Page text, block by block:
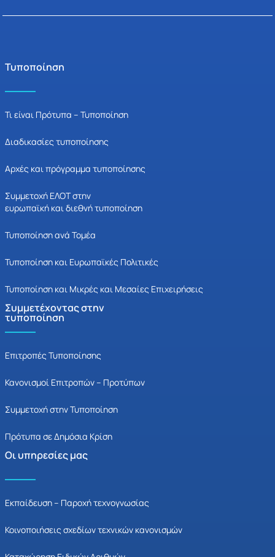
Τυποποίηση
Τι είναι Πρότυπα – Τυποποίηση
Διαδικασίες τυποποίησης
Αρχές και πρόγραμμα τυποποίησης
Συμμετοχή ΕΛΟΤ στην
ευρωπαϊκή και διεθνή τυποποίηση
Τυποποίηση ανά Τομέα
Τυποποίηση και Ευρωπαϊκές Πολιτικές
Τυποποίηση και Μικρές και Μεσαίες Επιχειρήσεις
Συμμετέχοντας στην
τυποποίηση
Επιτροπές Τυποποίησης
Κανονισμοί Επιτροπών – Προτύπων
Συμμετοχή στην Τυποποίηση
Πρότυπα σε Δημόσια Κρίση
Οι υπηρεσίες μας
Εκπαίδευση – Παροχή τεχνογνωσίας
Κοινοποιήσεις σχεδίων τεχνικών κανονισμών